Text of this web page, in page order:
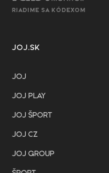
RIADIME SA KÓDEXOM
JOJ.SK
JOJ
JOJ PLAY
JOJ ŠPORT
JOJ CZ
JOJ GROUP